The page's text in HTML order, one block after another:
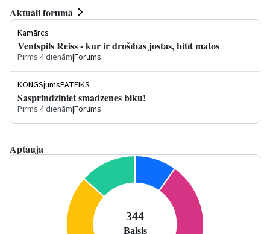
Aktuāli forumā
Kamārcs
Ventspils Reiss - kur ir drošības jostas, bitīt matos
Pirms 4 dienām|Forums
KONGSjumsPATEIKS
Sasprindziniet smadzenes biku!
Pirms 4 dienām|Forums
Aptauja